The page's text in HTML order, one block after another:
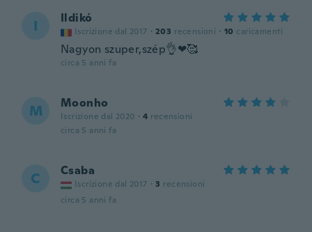
I Ildikó
Iscrizione dal 2017 · 203 recensioni · 10 caricamenti
Nagyon szuper,szép👌❤🥰
circa 5 anni fa
M Moonho
Iscrizione dal 2020 · 4 recensioni
circa 5 anni fa
C Csaba
Iscrizione dal 2017 · 3 recensioni
circa 5 anni fa